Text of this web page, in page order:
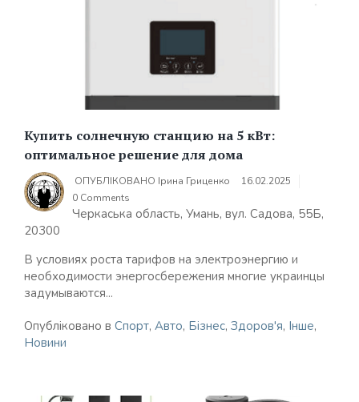
Купить солнечную станцию на 5 кВт:
оптимальное решение для дома
ОПУБЛІКОВАНО Ірина Гриценко
16.02.2025
0 Comments
Черкаська область, Умань, вул. Садова, 55Б,
20300
В условиях роста тарифов на электроэнергию и
необходимости энергосбережения многие украинцы
задумываются...
Опубліковано в Спорт, Авто, Бізнес, Здоров'я, Інше,
Новини